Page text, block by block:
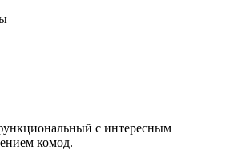
с интересным
комод.